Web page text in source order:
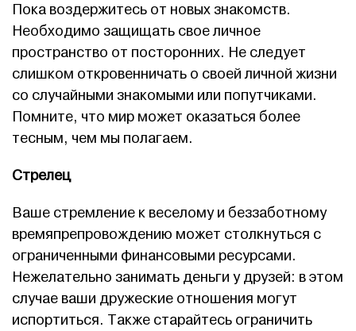
Пока воздержитесь от новых знакомств.
Необходимо защищать свое личное
пространство от посторонних. Не следует
слишком откровенничать о своей личной жизни
со случайными знакомыми или попутчиками.
Помните, что мир может оказаться более
тесным, чем мы полагаем.
Стрелец
Ваше стремление к веселому и беззаботному
времяпрепровождению может столкнуться с
ограниченными финансовыми ресурсами.
Нежелательно занимать деньги у друзей: в этом
случае ваши дружеские отношения могут
испортиться. Также старайтесь ограничить